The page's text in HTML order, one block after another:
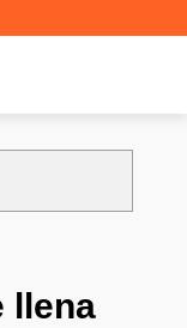
llena